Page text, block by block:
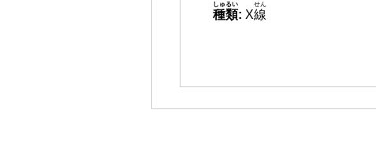
種類
しゅるい
: X線
せん